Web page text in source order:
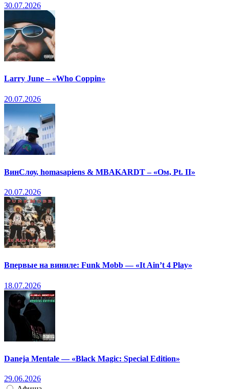
30.07.2026
Larry June – «Who Coppin»
20.07.2026
ВинСлоу, homasapiens & MBAKARDT – «Ом, Pt. II»
20.07.2026
Впервые на виниле: Funk Mobb — «It Ain’t 4 Play»
18.07.2026
Daneja Mentale — «Black Magic: Special Edition»
29.06.2026